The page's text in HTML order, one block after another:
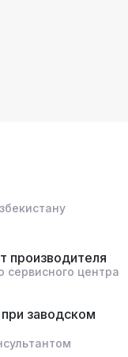
производителя
центра
заводском